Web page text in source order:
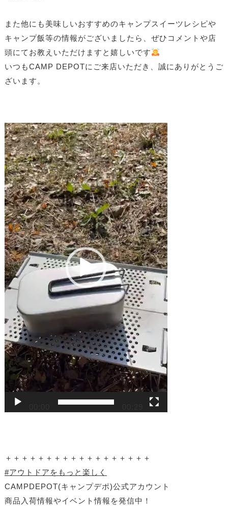
また他にも美味しいおすすめのキャンプスイーツレシピや
キャンプ飯等の情報がございましたら、ぜひコメントや店
頭にてお教えいただけますと嬉しいです
いつもCAMP DEPOTにご来店いただき、誠にありがとうご
ざいます。
動
画
プ
レ
ー
ヤ
ー
＋＋＋＋＋＋＋＋＋＋＋＋＋＋＋＋＋＋
#アウトドアをもっと楽しく
CAMPDEPOT(キャンプデポ)公式アカウント
商品入荷情報やイベント情報を発信中！